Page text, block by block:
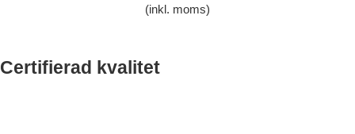
(inkl. moms)
Certifierad kvalitet